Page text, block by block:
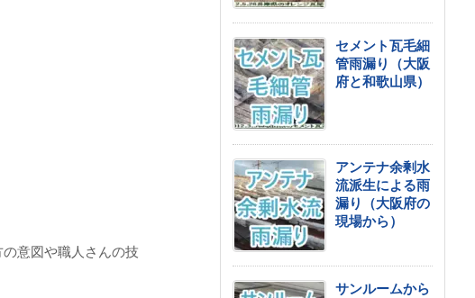
意図や職人さんの技
セメント瓦毛細
管雨漏り（大阪
府と和歌山県）
アンテナ余剰水
流派生による雨
漏り（大阪府の
現場から）
サンルームから